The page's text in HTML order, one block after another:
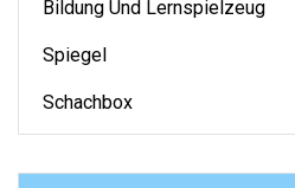
Bildung Und Lernspielzeug
Spiegel
Schachbox